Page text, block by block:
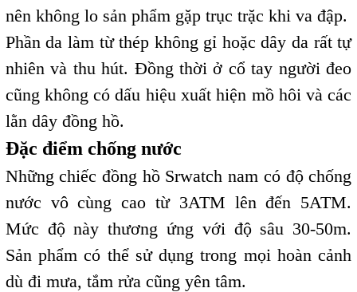
nên không lo sản phẩm gặp trục trặc khi va đập.
Phần da làm từ thép không gỉ hoặc dây da rất tự
nhiên và thu hút. Đồng thời ở cổ tay người đeo
cũng không có dấu hiệu xuất hiện mồ hôi và các
lằn dây đồng hồ.
Đặc điểm chống nước
Những chiếc đồng hồ Srwatch nam có độ chống
nước vô cùng cao từ 3ATM lên đến 5ATM.
Mức độ này thương ứng với độ sâu 30-50m.
Sản phẩm có thể sử dụng trong mọi hoàn cảnh
dù đi mưa, tắm rửa cũng yên tâm.